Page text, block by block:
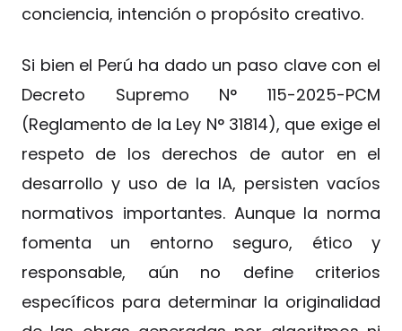
conciencia, intención o propósito creativo.
Si bien el Perú ha dado un paso clave con el
Decreto Supremo N° 115-2025-PCM
(Reglamento de la Ley N° 31814), que exige el
respeto de los derechos de autor en el
desarrollo y uso de la IA, persisten vacíos
normativos importantes. Aunque la norma
fomenta un entorno seguro, ético y
responsable, aún no define criterios
específicos para determinar la originalidad